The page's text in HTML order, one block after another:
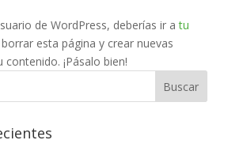
de WordPress, deberías ir atu
esta página y crear nuevas
¡Pásalo bien!